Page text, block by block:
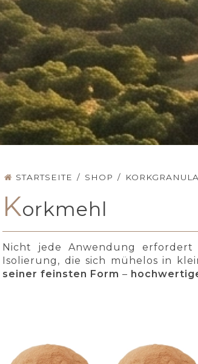
STARTSEITE / SHOP /
Korkmehl
Nicht jede Anwendung
Isolierung, die sich mühelos in
seiner feinsten Form –